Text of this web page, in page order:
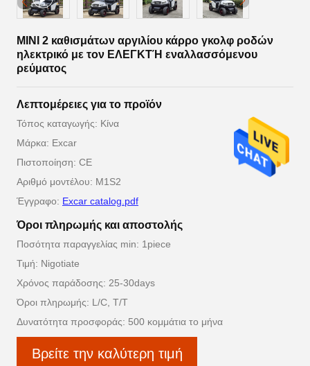
ΜΙΝΙ 2 καθισμάτων αργιλίου κάρρο γκολφ ροδών
ηλεκτρικό με τον ΕΛΕΓΚΤΉ εναλλασσόμενου
ρεύματος
Λεπτομέρειες για το προϊόν
Τόπος καταγωγής: Κίνα
Μάρκα: Excar
Πιστοποίηση: CE
Αριθμό μοντέλου: M1S2
Έγγραφο: Excar catalog.pdf
Όροι πληρωμής και αποστολής
Ποσότητα παραγγελίας min: 1piece
Τιμή: Nigotiate
Χρόνος παράδοσης: 25-30days
Όροι πληρωμής: L/C, T/T
Δυνατότητα προσφοράς: 500 κομμάτια το μήνα
Βρείτε την καλύτερη τιμή